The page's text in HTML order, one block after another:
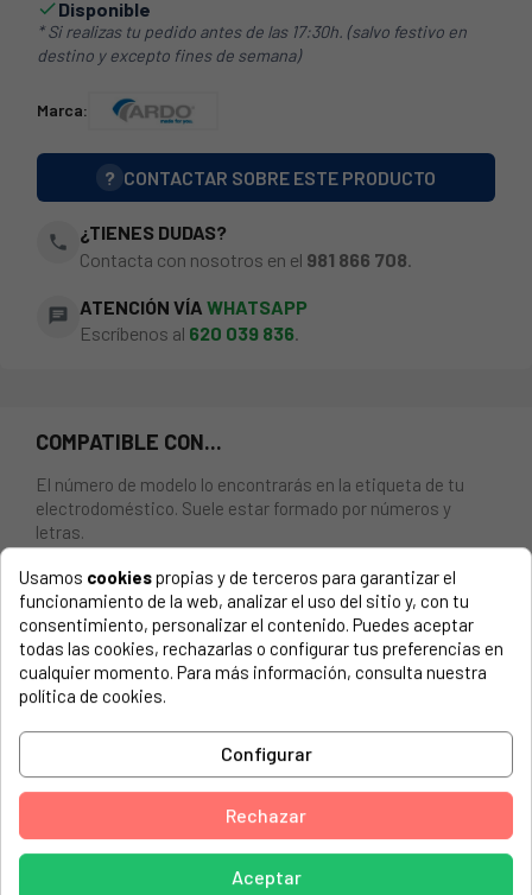
Disponible
* Si realizas tu pedido antes de las 17:30h. (salvo festivo en
destino y excepto fines de semana)
Marca:
? CONTACTAR SOBRE ESTE PRODUCTO
phone
¿TIENES DUDAS?
Contacta con nosotros en el 981 866 708
chat ATENCIÓN VÍA WHATSAPP
Escríbenos al 620 039 836.
COMPATIBLE CON...
El número de modelo lo encontrarás en la etiqueta de tu
electrodoméstico. Suele estar formado por números y
letras.
Manguito filtro a bomba ardo 398013000 (largo 16C m,
diametro 3,5CM)
ALGOR, AF-500-1
Usamos cookiespropias y de terceros para garantizar el
funcionamiento de la web, analizar el uso del sitio y, con tu
consentimiento, personalizar el contenido. Puedes aceptar
todas las cookies, rechazarlas o configurar tus preferencias en
cualquier momento. Para más información, consulta nuestra
política de cookies.
Configurar
Rechazar
Aceptar